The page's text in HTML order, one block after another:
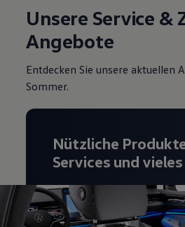
Updates für
Vorgängermodelle
Volkswagen
Digitale
Lifestyle
Transport
Familie
Elektromobilität
Volkswagen R
Pannen- und Unfallhilfe
Volkswagen
Unsere Service &
Angebote
Entdecken Sie unsere aktuellen
Sommer.
Nützliche
Services und